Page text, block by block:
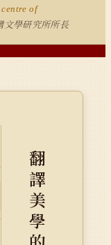
centre of
學研究所所長
翻
譯
美
學